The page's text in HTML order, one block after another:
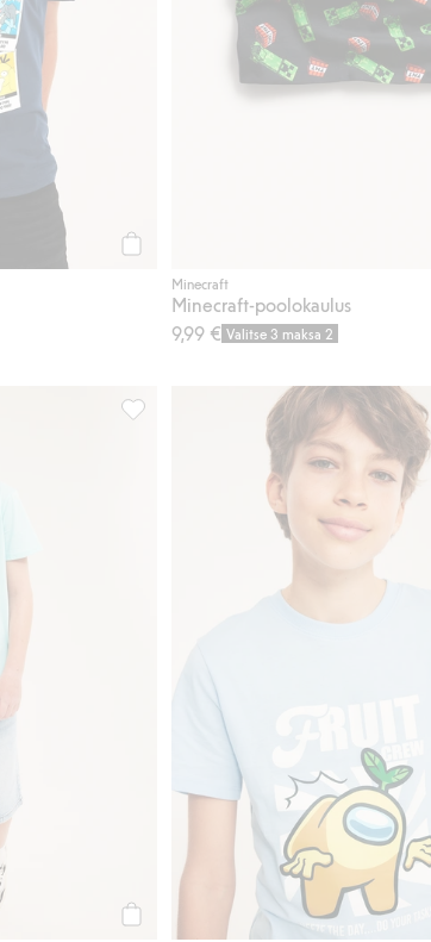
Minecraft
Minecraft-poolokaulus
9,99 € Valitse 3 maksa 2
T-paita, Pokémon, Lisää suosikkeihin